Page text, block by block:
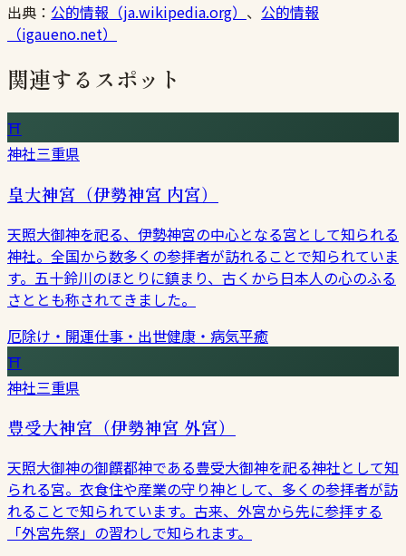
出典： 公的情報（ja.wikipedia.org） 、 公的情報
（igaueno.net）
関連するスポット
⛩
神社三重県
皇大神宮（伊勢神宮 内宮）
天照大御神を祀る、伊勢神宮の中心となる宮として知られる
神社。全国から数多くの参拝者が訪れることで知られていま
す。五十鈴川のほとりに鎮まり、古くから日本人の心のふる
さととも称されてきました。
厄除け・開運仕事・出世健康・病気平癒
⛩
神社三重県
豊受大神宮（伊勢神宮 外宮）
天照大御神の御饌都神である豊受大御神を祀る神社として知
られる宮。衣食住や産業の守り神として、多くの参拝者が訪
れることで知られています。古来、外宮から先に参拝する
「外宮先祭」の習わしで知られます。